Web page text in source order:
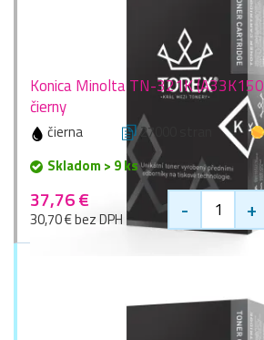
Konica Minolta TN-321K
čierny
čierna 27000 stran
Skladom > 9 ks
37,76 €
30,70 € bez DPH - +